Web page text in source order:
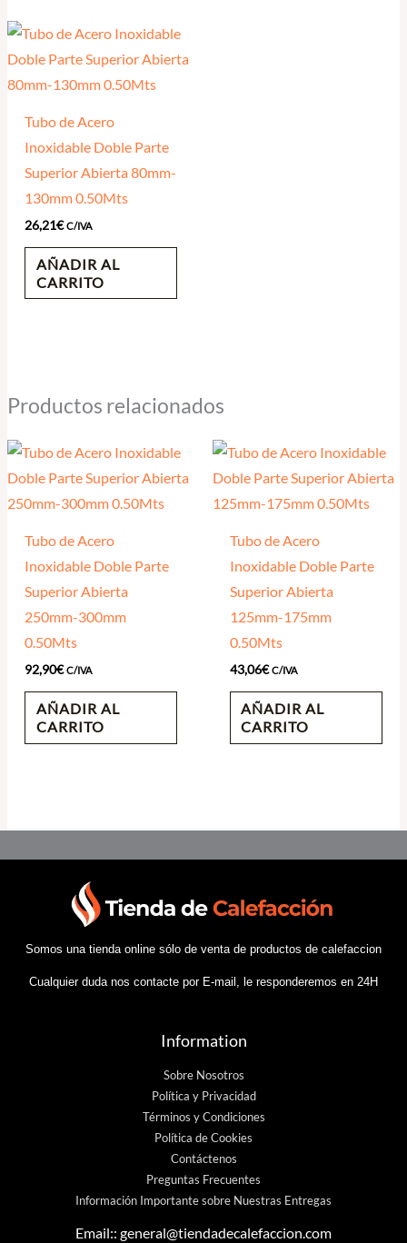
Tubo de Acero
Inoxidable Doble Parte
Superior Abierta 80mm-
130mm 0.50Mts
26,21€ C/IVA
AÑADIR AL
CARRITO
Productos relacionados
Tubo de Acero
Inoxidable Doble Parte
Superior Abierta
250mm-300mm
0.50Mts
92,90€ C/IVA
AÑADIR AL
CARRITO
Tubo de Acero
Inoxidable Doble Parte
Superior Abierta
125mm-175mm
0.50Mts
43,06€ C/IVA
AÑADIR AL
CARRITO
Somos una tienda online sólo de venta de productos de calefaccion
Cualquier duda nos contacte por E-mail, le responderemos en 24H
Information
Sobre Nosotros
Política y Privacidad
Términos y Condiciones
Política de Cookies
Contáctenos
Preguntas Frecuentes
Información Importante sobre Nuestras Entregas
Email:: general@tiendadecalefaccion.com